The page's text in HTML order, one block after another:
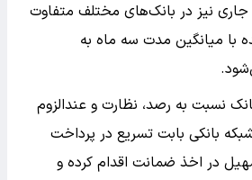
نیز در بانک‌های مختلف متفاوت
با میانگین مدت سه ماه به
نسبت به رصد، نظارت و عندالزوم
بانکی بابت تسریع در پرداخت
در اخذ ضمانت اقدام کرده و